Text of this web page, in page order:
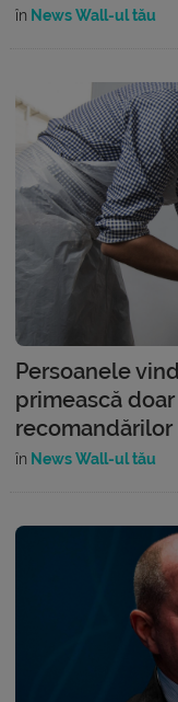
în News Wall-ul tău
Persoanele
primească
în News Wall-ul tău